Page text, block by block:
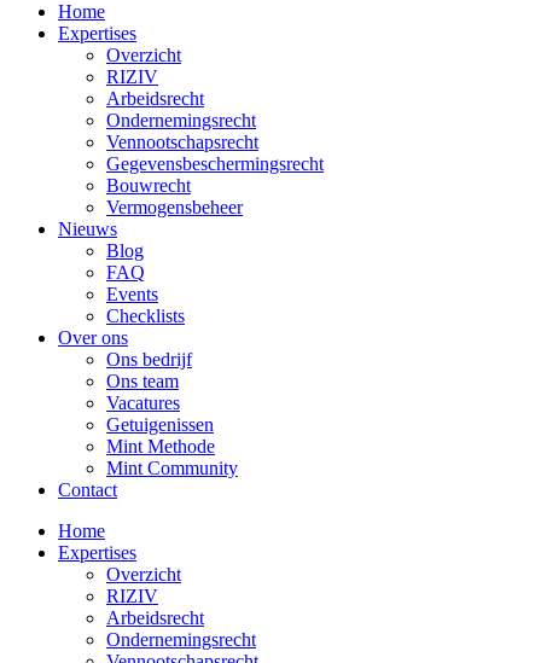
Home
Expertises
Overzicht
RIZIV
Arbeidsrecht
Ondernemingsrecht
Vennootschapsrecht
Gegevensbeschermingsrecht
Bouwrecht
Vermogensbeheer
Nieuws
Blog
FAQ
Events
Checklists
Over ons
Ons bedrijf
Ons team
Vacatures
Getuigenissen
Mint Methode
Mint Community
Contact
Home
Expertises
Overzicht
RIZIV
Arbeidsrecht
Ondernemingsrecht